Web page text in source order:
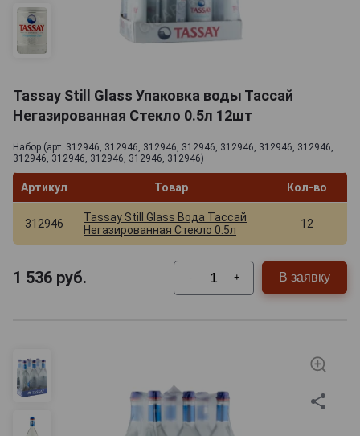
Tassay Still Glass Упаковка воды Тассай
Негазированная Стекло 0.5л 12шт
Набор (арт. 312946, 312946, 312946, 312946, 312946, 312946, 312946,
312946, 312946, 312946, 312946, 312946)
Артикул Товар Кол-во
312946
Tassay Still Glass Вода Тассай
Негазированная Стекло 0.5л
12
1 536 руб. - + В заявку